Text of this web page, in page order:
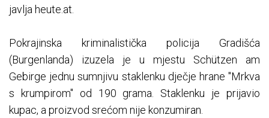
javlja heute.at.
Pokrajinska kriminalistička policija Gradišća
(Burgenlanda) izuzela je u mjestu Schützen am
Gebirge jednu sumnjivu staklenku dječje hrane "Mrkva
s krumpirom" od 190 grama. Staklenku je prijavio
kupac, a proizvod srećom nije konzumiran.